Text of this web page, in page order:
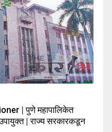
| पुणे महापालिकेत
| राज्य सरकारकडून